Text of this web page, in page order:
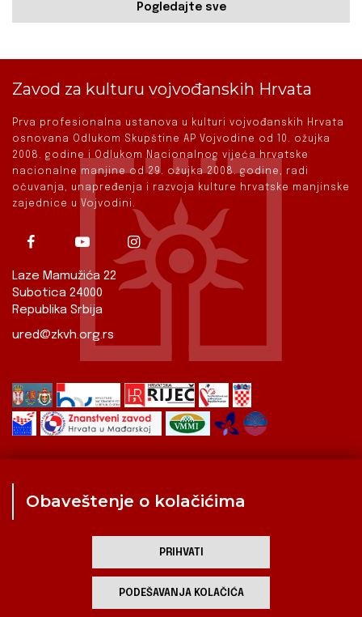
Pogledajte sve
Zavod za kulturu vojvođanskih Hrvata
Prva profesionalna ustanova u kulturi vojvođanskih Hrvata
osnovana Odlukom Skupštine AP Vojvodine od 10. ožujka
2008. godine i Odlukom Nacionalnog vijeća hrvatske
nacionalne manjine od 29. ožujka 2008. godine, radi
očuvanja, unapređenja i razvoja kulture hrvatske manjinske
zajednice u Vojvodini.
Laze Mamužića 22
Subotica 24000
Republika Srbija
ured@zkvh.org.rs
Kulturna scena
Zavod za kulturu vojvođanskih Hrvata
Obaveštenje o kolačićima
PRIHVATI
PODEŠAVANJA KOLAČIĆA